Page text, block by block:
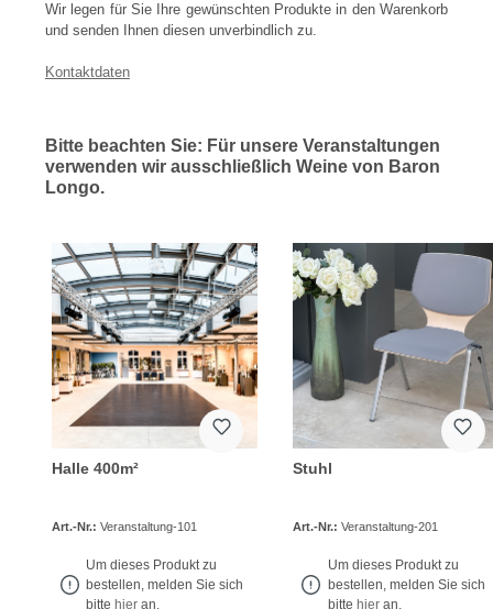
Wir legen für Sie Ihre gewünschten Produkte in den Warenkorb
und senden Ihnen diesen unverbindlich zu.
Kontaktdaten
Bitte beachten Sie: Für unsere Veranstaltungen
verwenden wir ausschließlich Weine von Baron
Longo.
Halle 400m²
Art.-Nr.:Veranstaltung-101
Um dieses Produkt zu
bestellen, melden Sie sich
bitte hier an.
Stuhl
Art.-Nr.:Veranstaltung-201
Um dieses Produkt zu
bestellen, melden Sie sich
bitte hieran.